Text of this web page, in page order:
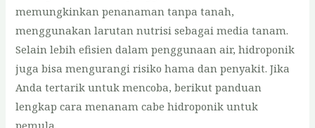
memungkinkan penanaman tanpa tanah,
menggunakan larutan nutrisi sebagai media tanam.
Selain lebih efisien dalam penggunaan air, hidroponik
juga bisa mengurangi risiko hama dan penyakit. Jika
Anda tertarik untuk mencoba, berikut panduan
lengkap cara menanam cabe hidroponik untuk
pemula.